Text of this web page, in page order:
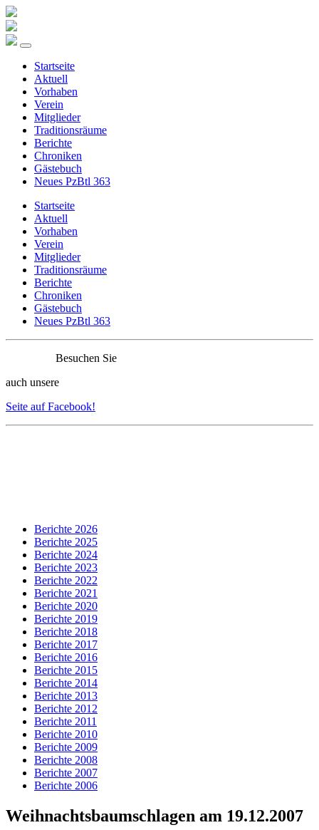
Startseite
Aktuell
Vorhaben
Verein
Mitglieder
Traditionsräume
Berichte
Chroniken
Gästebuch
Neues PzBtl 363
Startseite
Aktuell
Vorhaben
Verein
Mitglieder
Traditionsräume
Berichte
Chroniken
Gästebuch
Neues PzBtl 363
Besuchen Sie
auch unsere
Seite auf Facebook!
Berichte 2026
Berichte 2025
Berichte 2024
Berichte 2023
Berichte 2022
Berichte 2021
Berichte 2020
Berichte 2019
Berichte 2018
Berichte 2017
Berichte 2016
Berichte 2015
Berichte 2014
Berichte 2013
Berichte 2012
Berichte 2011
Berichte 2010
Berichte 2009
Berichte 2008
Berichte 2007
Berichte 2006
Weihnachtsbaumschlagen am 19.12.2007